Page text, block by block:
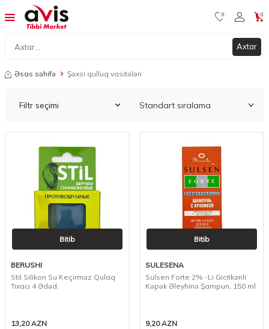
Axtar
0 0
Əsas səhifə Şəxsi qulluq vasitələri
Filtr seçimi
Bitib
BERUSHI
Stil Silikon Su Keçirməz Qulaq
Tıxacı 4 Ədəd.
13,20AZN
Bitib
SULESENA
Sulsen Forte 2% -Li Gicitkənli
Kəpək Əleyhinə Şampun, 150 ml
9,20AZN